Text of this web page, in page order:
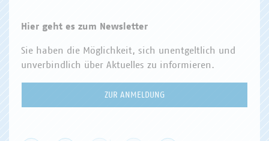
Hier geht es zum Newsletter
Sie haben die Möglichkeit, sich unentgeltlich und
unverbindlich über Aktuelles zu informieren.
ZUR ANMELDUNG